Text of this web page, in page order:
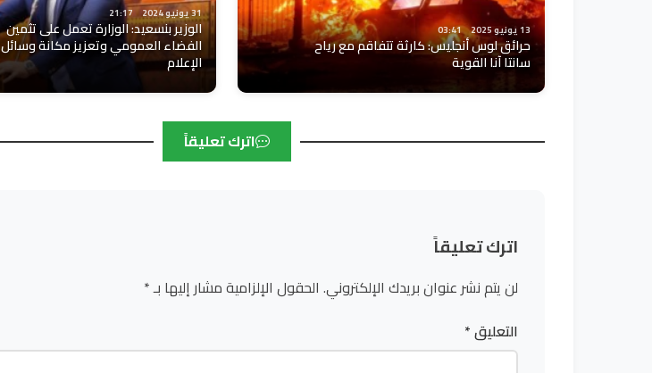
13 يونيو 2025 03:41
حرائق لوس أنجليس: كارثة تتفاقم مع رياح
سانتا آنا القوية
31 يونيو 2024 21:17
الوزير بنسعيد: الوزارة تعمل على تثمين
الفضاء العمومي وتعزيز مكانة وسائل
الإعلام
اترك تعليقاً
اترك تعليقاً
لن يتم نشر عنوان بريدك الإلكتروني. الحقول الإلزامية مشار إليها بـ*
التعليق*